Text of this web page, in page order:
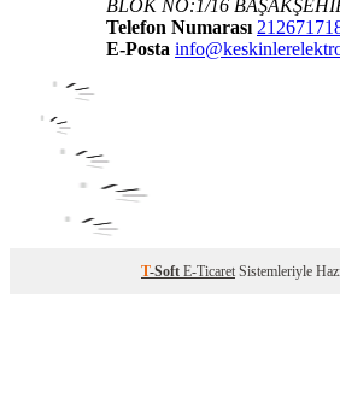
BLOK NO:1/16
Telefon Numarası
E-Posta
T-Soft E-Ticaret Sistemleriyle